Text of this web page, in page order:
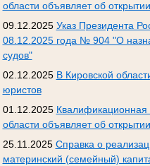
области объявляет об
09.12.2025 Указ Президента
08.12.2025 года № 904 "О
судов"
02.12.2025 В Кировской
юристов
01.12.2025 Квалификационная
области объявляет об
25.11.2025 Справка о
материнский (семейный)